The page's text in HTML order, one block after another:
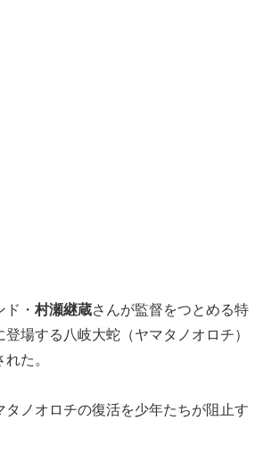
・ 村瀬継蔵さんが監督をつとめる特
登場する八岐大蛇（ヤマタノオロチ）
た。
タノオロチの復活を少年たちが阻止す